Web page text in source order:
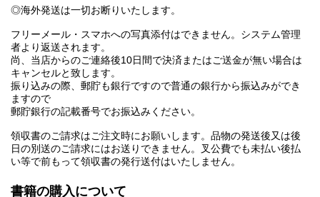
◎海外発送は一切お断りいたします。
フリーメール・スマホへの写真添付はできません。システム管理
者より返送されます。
尚、当店からのご連絡後10日間で決済またはご送金が無い場合は
キャンセルと致します。
振り込みの際、郵貯も銀行ですので普通の銀行から振込みができ
ますので
郵貯銀行の記載番号でお振込みください。
領収書のご請求はご注文時にお願いします。品物の発送後又は後
日の別送のご請求にはお送りできません。叉公費でも未払い後払
い等で前もって領収書の発行送付はいたしません。
書籍の購入について